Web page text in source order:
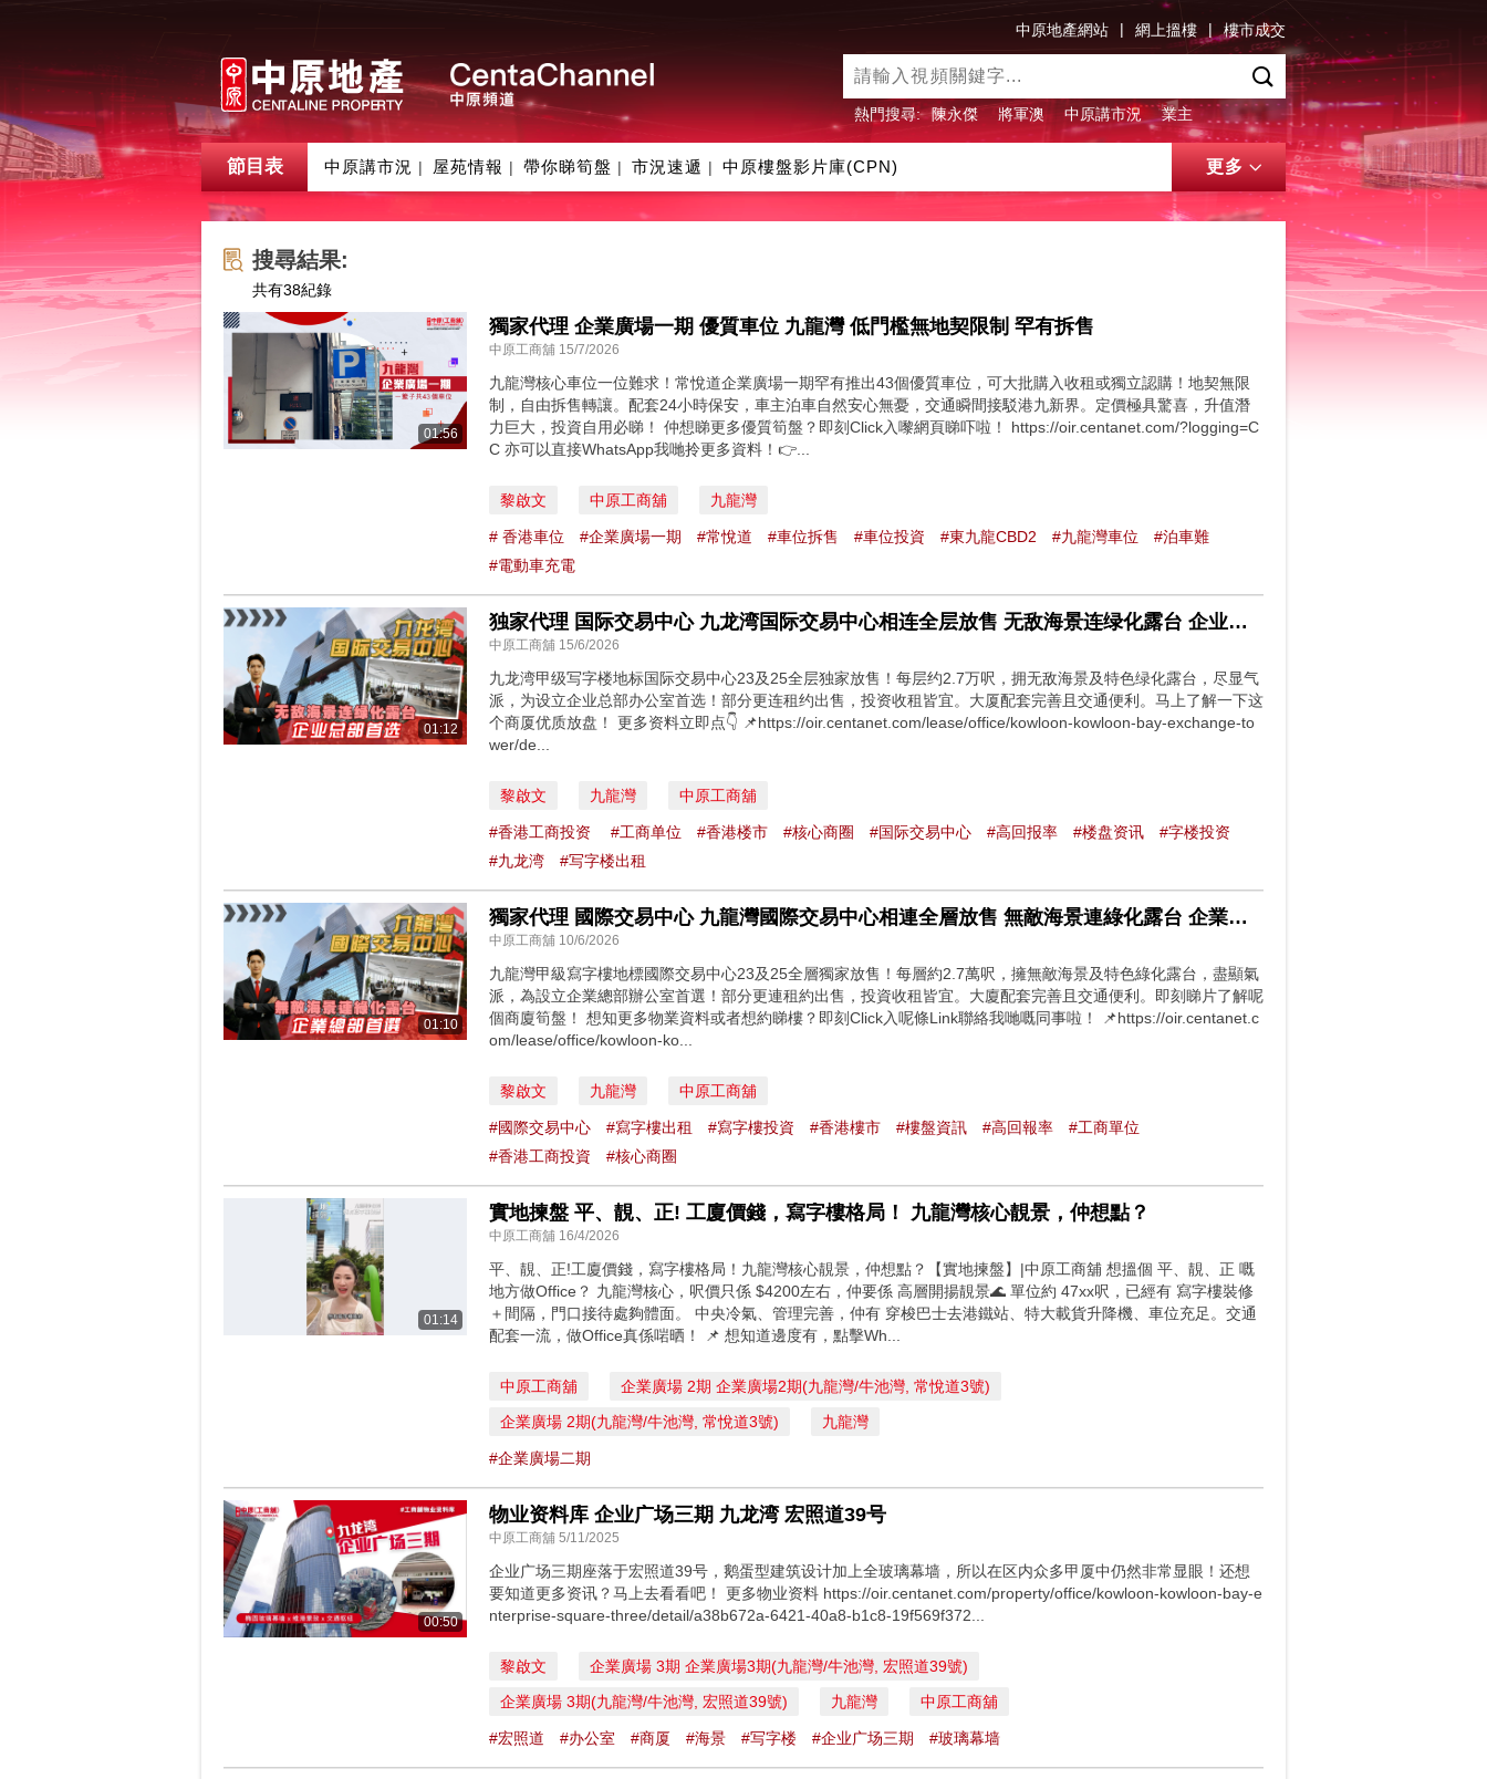
中原地產網站 | 網上搵樓 | 樓市成交
熱門搜尋: 陳永傑 將軍澳 中原講市況 業主
節目表 中原講市況 | 屋苑情報 | 帶你睇筍盤 | 市況速遞 | 中原樓盤影片庫(CPN) 更多
搜尋結果:
共有38紀錄
01:56
獨家代理 企業廣場一期 優質車位 九龍灣 低門檻無地契限制 罕有拆售
中原工商舖 15/7/2026
九龍灣核心車位一位難求！常悅道企業廣場一期罕有推出43個優質車位，可大批購入收租或獨立認購！地契無限
制，自由拆售轉讓。配套24小時保安，車主泊車自然安心無憂，交通瞬間接駁港九新界。定價極具驚喜，升值潛
力巨大，投資自用必睇！ 仲想睇更多優質筍盤？即刻Click入嚟網頁睇吓啦！ https://oir.centanet.com/?logging=C
C 亦可以直接WhatsApp我哋拎更多資料！👉...
黎啟文 中原工商舖 九龍灣
# 香港車位 #企業廣場一期 #常悅道 #車位拆售 #車位投資 #東九龍CBD2 #九龍灣車位
#泊車難
#電動車充電
01:12
独家代理 国际交易中心 九龙湾国际交易中心相连全层放售 无敌海景连绿化露台 企业总部首选
中原工商舖 15/6/2026
九龙湾甲级写字楼地标国际交易中心23及25全层独家放售！每层约2.7万呎，拥无敌海景及特色绿化露台，尽显气
派，为设立企业总部办公室首选！部分更连租约出售，投资收租皆宜。大厦配套完善且交通便利。马上了解一下这
个商厦优质放盘！ 更多资料立即点👇 📌https://oir.centanet.com/lease/office/kowloon-kowloon-bay-exchange-to
wer/de...
黎啟文 九龍灣 中原工商舖
#香港工商投资 ⁠ #工商单位 #香港楼市 #核心商圈 #国际交易中心 #高回报率 #楼盘资讯
#字楼投资
#九龙湾
#写字楼出租
01:10
獨家代理 國際交易中心 九龍灣國際交易中心相連全層放售 無敵海景連綠化露台 企業總部首選
中原工商舖 10/6/2026
九龍灣甲級寫字樓地標國際交易中心23及25全層獨家放售！每層約2.7萬呎，擁無敵海景及特色綠化露台，盡顯氣
派，為設立企業總部辦公室首選！部分更連租約出售，投資收租皆宜。大廈配套完善且交通便利。即刻睇片了解呢
個商廈筍盤！ 想知更多物業資料或者想約睇樓？即刻Click入呢條Link聯絡我哋嘅同事啦！ 📌https://oir.centanet.c
om/lease/office/kowloon-ko...
黎啟文 九龍灣 中原工商舖
#國際交易中心 #寫字樓出租 #寫字樓投資 #香港樓市 #樓盤資訊 #高回報率
#工商單位
#香港工商投資
#核心商圈
01:14
實地揀盤 平、靚、正! 工廈價錢，寫字樓格局！ 九龍灣核心靚景，仲想點？
中原工商舖 16/4/2026
平、靚、正!工廈價錢，寫字樓格局！九龍灣核心靚景，仲想點？【實地揀盤】|中原工商舖 想搵個 平、靚、正 嘅
地方做Office？ 九龍灣核心，呎價只係 $4200左右，仲要係 高層開揚靚景🌊 單位約 47xx呎，已經有 寫字樓裝修
＋間隔，門口接待處夠體面。 中央冷氣、管理完善，仲有 穿梭巴士去港鐵站、特大載貨升降機、車位充足。交通
配套一流，做Office真係啱晒！ 📌 想知道邊度有，點擊Wh...
中原工商舖
企業廣場 2期 企業廣場2期(九龍灣/牛池灣, 常悅道3號)
企業廣場 2期(九龍灣/牛池灣, 常悅道3號)
九龍灣
#企業廣場二期
00:50
物业资料库 企业广场三期 九龙湾 宏照道39号
中原工商舖 5/11/2025
企业广场三期座落于宏照道39号，鹅蛋型建筑设计加上全玻璃幕墙，所以在区内众多甲厦中仍然非常显眼！还想
要知道更多资讯？马上去看看吧！ 更多物业资料 https://oir.centanet.com/property/office/kowloon-kowloon-bay-e
nterprise-square-three/detail/a38b672a-6421-40a8-b1c8-19f569f372...
黎啟文
企業廣場 3期 企業廣場3期(九龍灣/牛池灣, 宏照道39號)
企業廣場 3期(九龍灣/牛池灣, 宏照道39號)
九龍灣 中原工商舖
#宏照道 #办公室 #商厦 #海景 #写字楼 #企业广场三期 #玻璃幕墙